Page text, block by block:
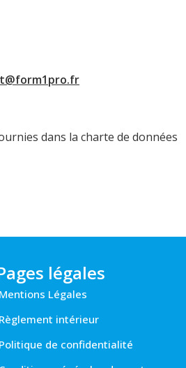
dans la charte de données
légales
Mentions Légales
Règlement intérieur
Politique de confidentialité